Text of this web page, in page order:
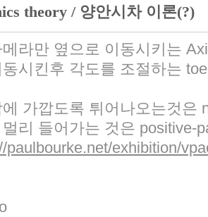
theory / 양안시차 이론(?)
라만 옆으로 이동시키는
시킨후 각도를 조절하는
가깝도록 튀어나오는것은
리 들어가는 것은 positive-
paulbourke.net/exhibition/